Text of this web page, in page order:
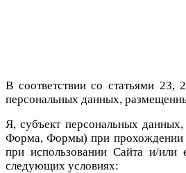
В соответствии со статьями
персональных данных,
Я, субъект персональных
Форма, Формы) при прохождении
при использовании Сайта и/или
следующих условиях: